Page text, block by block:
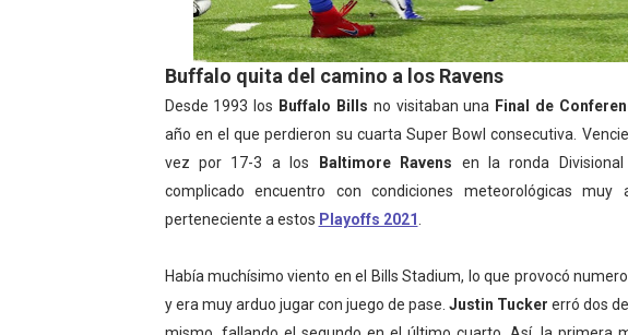
Buffalo quita del camino a los Ravens
Desde 1993 los Buffalo Bills no visitaban una Final de
año en el que perdieron su cuarta Super Bowl consecutiva.
vez por 17-3 a los
Baltimore Ravens en la ronda
complicado encuentro con condiciones meteorológicas muy
perteneciente a estos Playoffs 2021
Había muchísimo viento en el Bills Stadium, lo que provocó
y era muy arduo jugar con juego de pase. Justin Tucker erró dos